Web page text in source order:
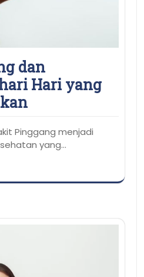
dan
Hari yang
Pinggang menjadi
yang…